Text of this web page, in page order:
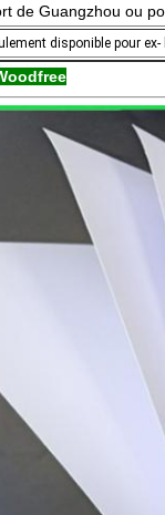
de Guangzhou ou
disponible pour ex-